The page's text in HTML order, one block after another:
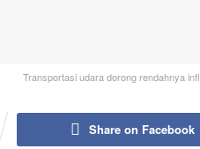
Transportasi udara dorong rendahnya
Share on Facebook